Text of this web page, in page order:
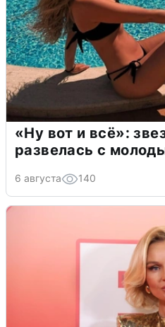
«Ну вот и всё»:
развелась с
6 августа 140